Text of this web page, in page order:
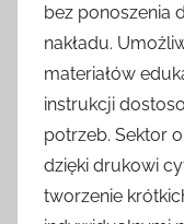
bez ponoszenia
nakładu.
materiałów
instrukcji
potrzeb. Sektor
dzięki drukowi
tworzenie